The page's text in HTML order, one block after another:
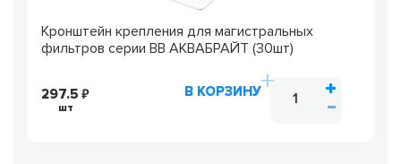
Кронштейн крепления для магистральных
фильтров серии ВВ АКВАБРАЙТ (30шт)
297.5
шт
В КОРЗИНУ